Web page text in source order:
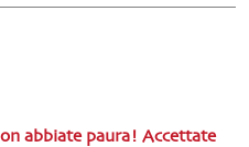
abbiate paura! Accettate